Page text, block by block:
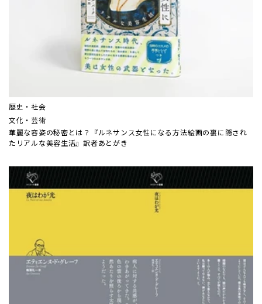
歴史・社会
文化・芸術
華麗な容姿の秘密とは？『ルネサンス女性になる方法――絵画の裏に隠され
たリアルな美容生活』訳者あとがき